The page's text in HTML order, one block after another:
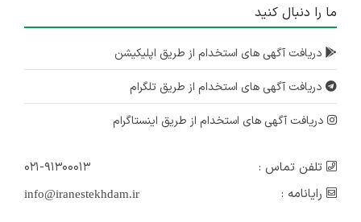
ما را دنبال کنید
دریافت آگهی های استخدام از طریق اپلیکیشن
دریافت آگهی های استخدام از طریق تلگرام
دریافت آگهی های استخدام از طریق اینستاگرام
تلفن تماس :
۰۲۱-۹۱۳۰۰۰۱۳
رایانامه :
info@iranestekhdam.ir